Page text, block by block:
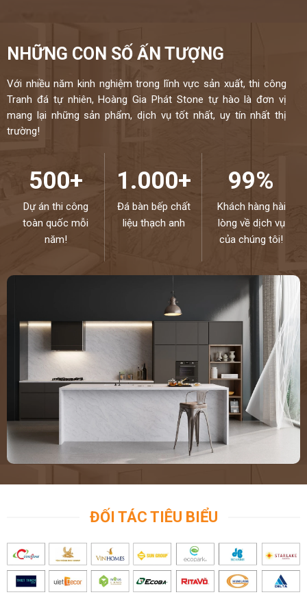
NHỮNG CON SỐ ẤN TƯỢNG
Với nhiều năm kinh nghiệm trong lĩnh vực sản xuất, thi công
Tranh đá tự nhiên, Hoàng Gia Phát Stone tự hào là đơn vị
mang lại những sản phẩm, dịch vụ tốt nhất, uy tín nhất thị
trường!
500+
Dự án thi công
toàn quốc mỗi
năm!
1.000+
Đá bàn bếp chất
liệu thạch anh
99%
Khách hàng hài
lòng về dịch vụ
của chúng tôi!
ĐỐI TÁC TIÊU BIỂU